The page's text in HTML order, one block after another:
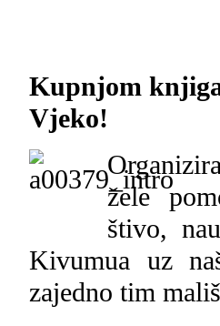
Kupnjom
Vjeko!
žele
štivo,
Kivumua uz
zajedno tim